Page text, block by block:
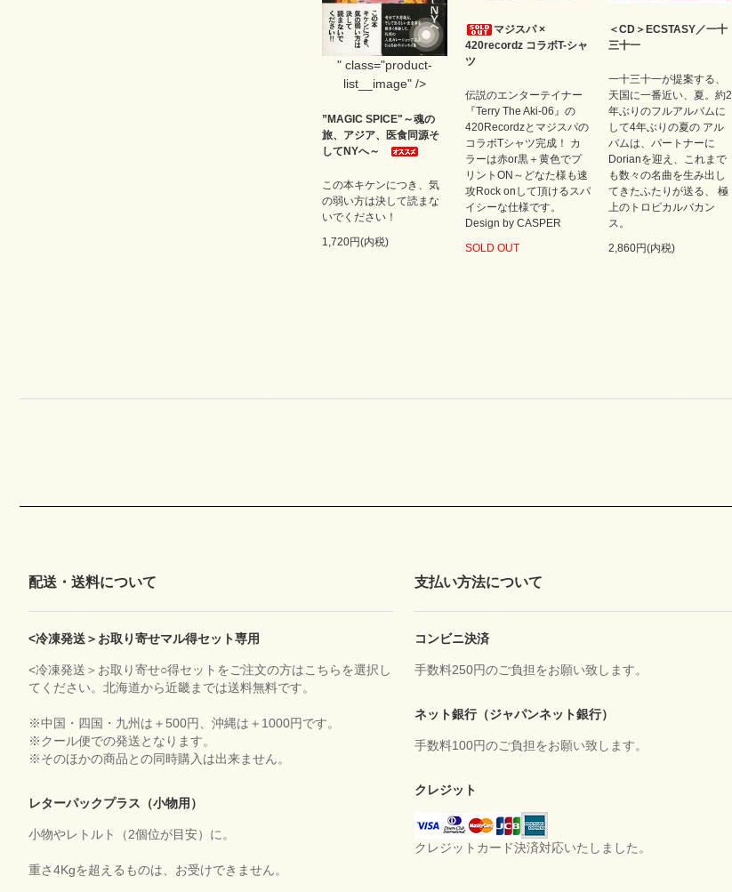
" class="product-
list__image" />
”MAGIC SPICE"～魂の
旅、アジア、医食同源そ
してNYへ～
この本キケンにつき、気
の弱い方は決して読まな
いでください！
1,720円(内税)
マジスパ ×
420recordz コラボT-シャ
ツ
伝説のエンターテイナー
『Terry The Aki-06』の
420Recordzとマジスパの
コラボTシャツ完成！ カ
ラーは赤or黒＋黄色でプ
リントON～どなた様も速
攻Rock onして頂けるスパ
イシーな仕様です。
Design by CASPER
SOLD OUT
＜CD＞ECSTASY／一十
三十一
一十三十一が提案する、
天国に一番近い、夏。約2
年ぶりのフルアルバムに
して4年ぶりの夏の アル
バムは、パートナーに
Dorianを迎え、これまで
も数々の名曲を生み出し
てきたふたりが送る、 極
上のトロピカルバカン
ス。
2,860円(内税)
配送・送料について
<冷凍発送＞お取り寄せマル得セット専用
<冷凍発送＞お取り寄せ○得セットをご注文の方はこちらを選択し
てください。北海道から近畿までは送料無料です。
※中国・四国・九州は＋500円、沖縄は＋1000円です。
※クール便での発送となります。
※そのほかの商品との同時購入は出来ません。
レターパックプラス（小物用）
小物やレトルト（2個位が目安）に。
重さ4Kgを超えるものは、お受けできません。
支払い方法について
コンビニ決済
手数料250円のご負担をお願い致します。
ネット銀行（ジャパンネット銀行）
手数料100円のご負担をお願い致します。
クレジット
クレジットカード決済対応いたしました。